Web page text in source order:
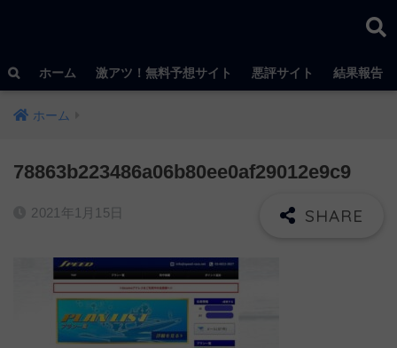
ホーム 激アツ！無料予想サイト 悪評サイト 結果報告
ホーム
78863b223486a06b80ee0af29012e9c9
2021年1月15日